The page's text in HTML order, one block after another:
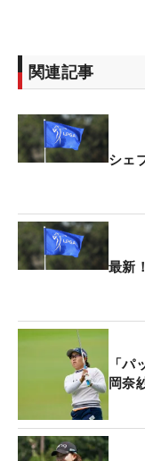
番からプレーを再
1つずつ記録し迎
前のバンカーに
前に切られていた
あったが“ウルト
た。
ンドを締めくく
へ。「すごく運
てて、きょうは
弾みをつけ、午
ンドに備えた。
関連記事
シェ
最新
「
岡奈